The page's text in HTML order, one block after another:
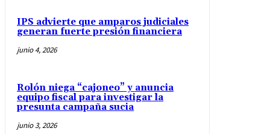
IPS advierte que amparos judiciales
generan fuerte presión financiera
junio 4, 2026
Rolón niega “cajoneo” y anuncia
equipo fiscal para investigar la
presunta campaña sucia
junio 3, 2026